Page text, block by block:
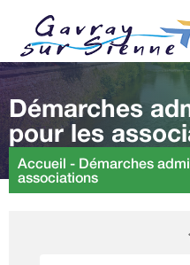
MA
MON
LOISIRS
MES
Démarches
pour les
Accueil - Démarches
associations